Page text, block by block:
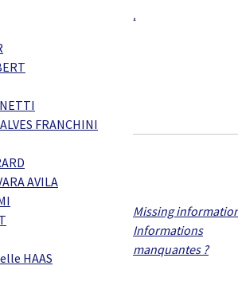
Missing
Informations
manquantes ?
FRANCHINI
AVILA
HAAS